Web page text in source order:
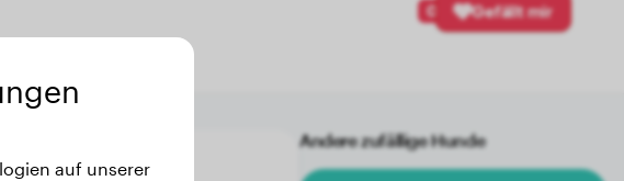
0 Gefällt mir
Andere zufällige Hunde
auf unserer